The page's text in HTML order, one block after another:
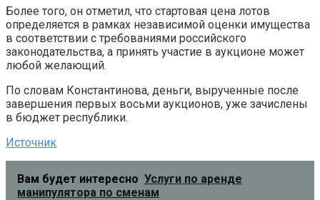
Более того, он отметил, что стартовая цена лотов
определяется в рамках независимой оценки имущества
в соответствии с требованиями российского
законодательства, а принять участие в аукционе может
любой желающий.
По словам Константинова, деньги, вырученные после
завершения первых восьми аукционов, уже зачислены
в бюджет республики.
Источник
Вам будет интересно Услуги по аренде
манипулятора по сменам